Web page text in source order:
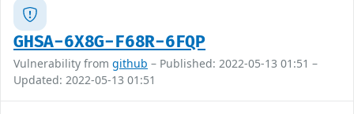
GHSA-6X8G-F68R-6FQP
Vulnerability from github – Published: 2022-05-13 01:51 –
Updated: 2022-05-13 01:51